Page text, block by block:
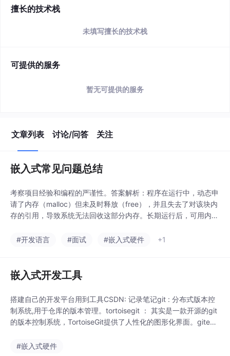
擅长的技术栈
未填写擅长的技术栈
可提供的服务
暂无可提供的服务
文章列表 讨论/问答 关注
嵌入式常见问题总结
考察项目经验和编程的严谨性。答案解析：程序在运行中，动态申
请了内存（malloc）但未及时释放（free），并且失去了对该块内
存的引用，导致系统无法回收这部分内存。长期运行后，可用内存
立刻写上free。谁申请，谁释放：在同一个模块或抽象层内管理内
#开发语言 #面试 #嵌入式硬件 +1
嵌入式开发工具
搭建自己的开发平台用到工具CSDN: 记录笔记git : 分布式版本控
制系统,用于仓库的版本管理。tortoisegit ： 其实是一款开源的git
的版本控制系统，TortoiseGit提供了人性化的图形化界面。gite
版是易软天创旗下的一款轻量级的项目管理工具。......
#嵌入式硬件